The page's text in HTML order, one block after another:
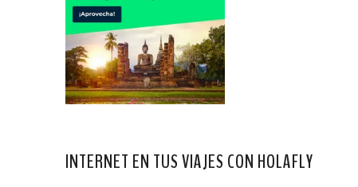
INTERNET EN TUS VIAJES CON HOLAFLY